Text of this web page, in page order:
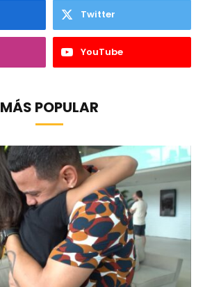
Twitter
YouTube
MÁS POPULAR